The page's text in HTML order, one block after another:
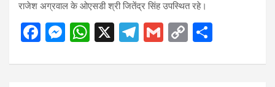
राजेश अग्रवाल के ओएसडी श्री जितेंद्र सिंह उपस्थित रहे।
F
ce
M
se
W
at
X
T
e
G
ail
C
py ar